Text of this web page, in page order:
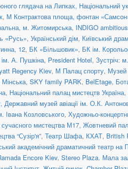
глядача на Липках, Національний
, М Контрактова площа, фонтан
, м. Житомирська, INDIGO
«Русь», Український дім, Київський
12, БК «Більшовик», БК ім.
А. Пушкіна, President Hotel, Зустріч:
Regency Kiev, М Палац спорту, Музей
, SKY family PARK, BelEtage,
, Національний палац мистецтв Україна,
, Державний музей авіації ім. О.К.
Івана Козловського, Художньо-
мистецтва М17, Жовтневий
“Сузір'я”, Театр Шафа, КХАТ, British
академічний драматичний театр на
Encore Kiev, Stereo Plaza. Мала